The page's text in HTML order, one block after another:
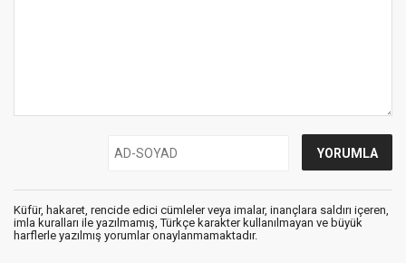
Küfür, hakaret, rencide edici cümleler veya imalar, inançlara saldırı içeren,
imla kuralları ile yazılmamış, Türkçe karakter kullanılmayan ve büyük
harflerle yazılmış yorumlar onaylanmamaktadır.